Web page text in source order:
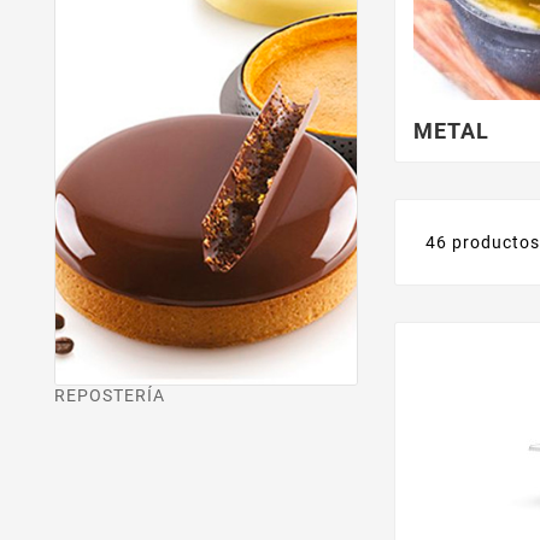
REPOSTERÍA
METAL
46 productos